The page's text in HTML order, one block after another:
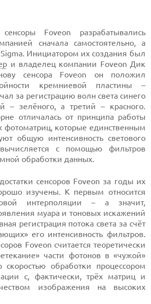
Foveon разрабатывались
сначала самостоятельно, а
Sigma. Инициатором их создания был
и владелец компании Foveon Дик
сенсора Foveon он положил
кремниевой пластины –
за регистрацию волн света синего
– зелёного, а третий – красного.
отличалась от принципа работы
фотоматриц, которые единственным
общую интенсивность светового
с помощью фильтров
обработки данных.
сенсоров Foveon за годы их
изучены. К первым относится
интерполяции – а значит,
муара и тоновых искажений
регистрация потока света за счёт
его интенсивность фильтров.
Foveon считается теоретически
части фотонов в «чужой»
скоростью обработки процессором
с, фактически, трёх матриц и
изображения на высоких